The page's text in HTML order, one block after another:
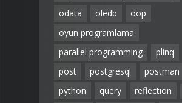
odata
oledb
oop
oyun programlama
parallel programming
plinq
post
postgresql
postman
python
query reflection